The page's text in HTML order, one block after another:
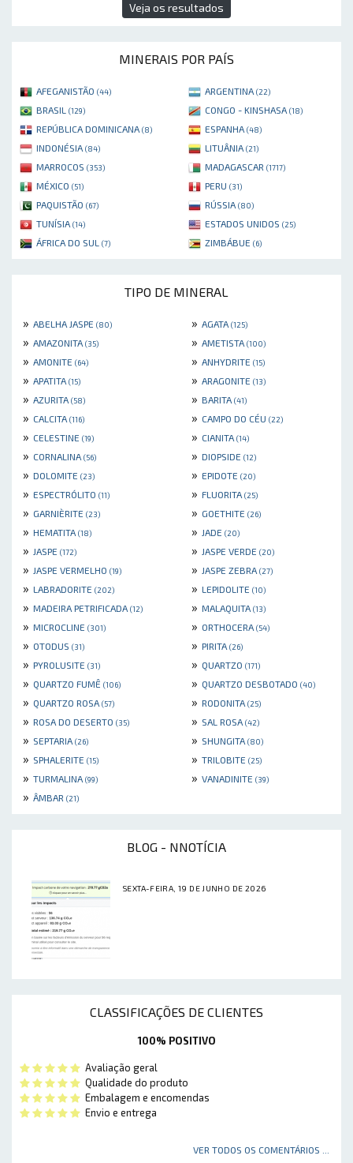
Veja os resultados
MINERAIS POR PAÍS
AFEGANISTÃO (44) ARGENTINA (22)
BRASIL (129) CONGO - KINSHASA (18)
REPÚBLICA DOMINICANA (8) ESPANHA (48)
INDONÉSIA (84) LITUÂNIA (21)
MARROCOS (353) MADAGASCAR (1717)
MÉXICO (51) PERU (31)
PAQUISTÃO (67) RÚSSIA (80)
TUNÍSIA (14) ESTADOS UNIDOS (25)
ÁFRICA DO SUL (7) ZIMBÁBUE (6)
TIPO DE MINERAL
» ABELHA JASPE (80) » AGATA (125)
» AMAZONITA (35) » AMETISTA (100)
» AMONITE (64) » ANHYDRITE (15)
» APATITA (15) » ARAGONITE (13)
» AZURITA (58) » BARITA (41)
» CALCITA (116) » CAMPO DO CÉU (22)
» CELESTINE (19) » CIANITA (14)
» CORNALINA (56) » DIOPSIDE (12)
» DOLOMITE (23) » EPIDOTE (20)
» ESPECTRÓLITO (11) » FLUORITA (25)
» GARNIÈRITE (23) » GOETHITE (26)
» HEMATITA (18) » JADE (20)
» JASPE (172) » JASPE VERDE (20)
» JASPE VERMELHO (19) » JASPE ZEBRA (27)
» LABRADORITE (202) » LEPIDOLITE (10)
» MADEIRA PETRIFICADA (12) » MALAQUITA (13)
» MICROCLINE (301) » ORTHOCERA (54)
» OTODUS (31) » PIRITA (26)
» PYROLUSITE (31) » QUARTZO (171)
» QUARTZO FUMÊ (106) » QUARTZO DESBOTADO (40)
» QUARTZO ROSA (57) » RODONITA (25)
» ROSA DO DESERTO (35) » SAL ROSA (42)
» SEPTARIA (26) » SHUNGITA (80)
» SPHALERITE (15) » TRILOBITE (25)
» TURMALINA (99) » VANADINITE (39)
» ÂMBAR (21)
BLOG - NNOTÍCIA
SEXTA-FEIRA, 19 DE JUNHO DE 2026
CLASSIFICAÇÕES DE CLIENTES
100% POSITIVO
Avaliação geral
Qualidade do produto
Embalagem e encomendas
Envio e entrega
VER TODOS OS COMENTÁRIOS ...